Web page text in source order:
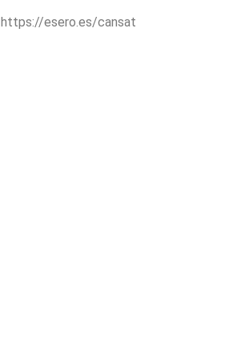
https://esero.es/cansat